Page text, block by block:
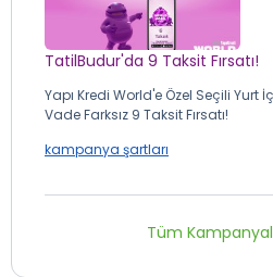
TatilBudur'da 9 Taksit Fırsatı!
Yapı Kredi World'e Özel Seçili Yurt
Vade Farksız 9 Taksit Fırsatı!
kampanya şartları
Tüm